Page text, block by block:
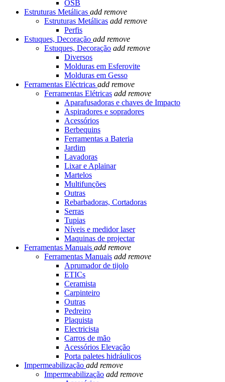
OSB
Estruturas Metálicas add remove
Estruturas Metálicas add remove
Perfis
Estuques, Decoração add remove
Estuques, Decoração add remove
Diversos
Molduras em Esferovite
Molduras em Gesso
Ferramentas Eléctricas add remove
Ferramentas Elétricas add remove
Aparafusadoras e chaves de Impacto
Aspiradores e sopradores
Acessórios
Berbequins
Ferramentas a Bateria
Jardim
Lavadoras
Lixar e Aplainar
Martelos
Multifunções
Outras
Rebarbadoras, Cortadoras
Serras
Tupias
Níveis e medidor laser
Maquinas de projectar
Ferramentas Manuais add remove
Ferramentas Manuais add remove
Aprumador de tijolo
ETICs
Ceramista
Carpinteiro
Outras
Pedreiro
Plaquista
Electricista
Carros de mão
Acessórios Elevação
Porta paletes hidráulicos
Impermeabilização add remove
Impermeabilização add remove